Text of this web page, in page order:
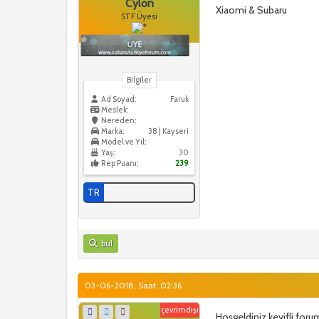
Cylon
STF Üyesi
Bilgiler
Ad Soyad:
Faruk
Meslek:
Nereden:
38 | Kayseri
Marka:
Model ve Yıl:
Yaş:
30
Rep Puanı:
239
TR
Xiaomi & Subaru
bul
03-06-2018, Saat: 02:36
çevrimdışı